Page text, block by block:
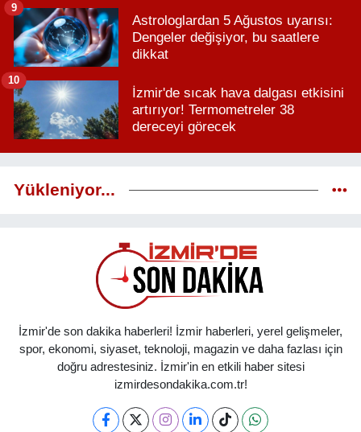
Astrologlardan 5 Ağustos uyarısı:
Dengeler değişiyor, bu saatlere
dikkat
9
İzmir'de sıcak hava dalgası etkisini
artırıyor! Termometreler 38
dereceyi görecek
10
Yükleniyor...
İzmir'de son dakika haberleri! İzmir haberleri, yerel gelişmeler,
spor, ekonomi, siyaset, teknoloji, magazin ve daha fazlası için
doğru adrestesiniz. İzmir'in en etkili haber sitesi
izmirdesondakika.com.tr!